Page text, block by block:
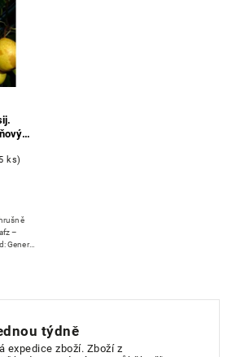
ks)
–
General
týdně
expedice zboží. Zboží z